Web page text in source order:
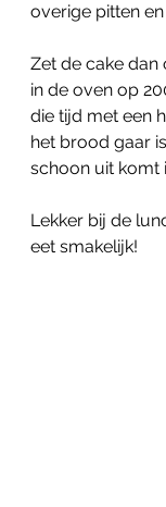
overige pitten en
Zet de cake dan
in de oven op
die tijd met een
het brood gaar
schoon uit komt
Lekker bij de
eet smakelijk!